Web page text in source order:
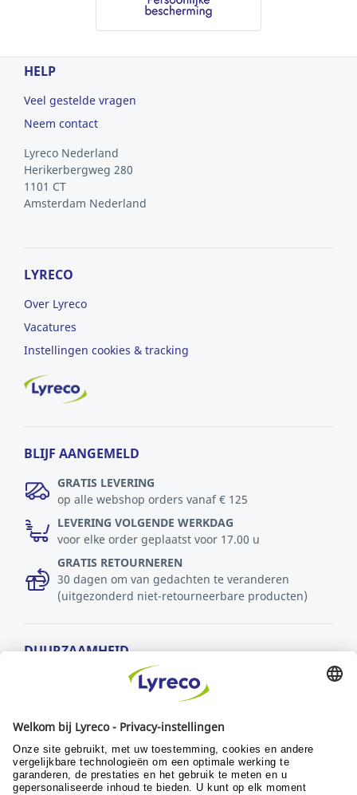
HELP
Veel gestelde vragen
Neem contact
Lyreco Nederland
Herikerbergweg 280
1101 CT
Amsterdam Nederland
LYRECO
Over Lyreco
Vacatures
Instellingen cookies & tracking
BLIJF AANGEMELD
GRATIS LEVERING
op alle webshop orders vanaf € 125
LEVERING VOLGENDE WERKDAG
voor elke order geplaatst voor 17.00 u
GRATIS RETOURNEREN
30 dagen om van gedachten te veranderen
(uitgezonderd niet-retourneerbare producten)
DUURZAAMHEID
Ontwikkelingsdoelstellingen